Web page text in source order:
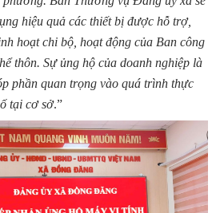
hiệu quả các thiết bị được hỗ trợ,
hoạt chi bộ, hoạt động của Ban công
thôn. Sự ủng hộ của doanh nghiệp là
phần quan trọng vào quá trình thực
tại cơ sở.”